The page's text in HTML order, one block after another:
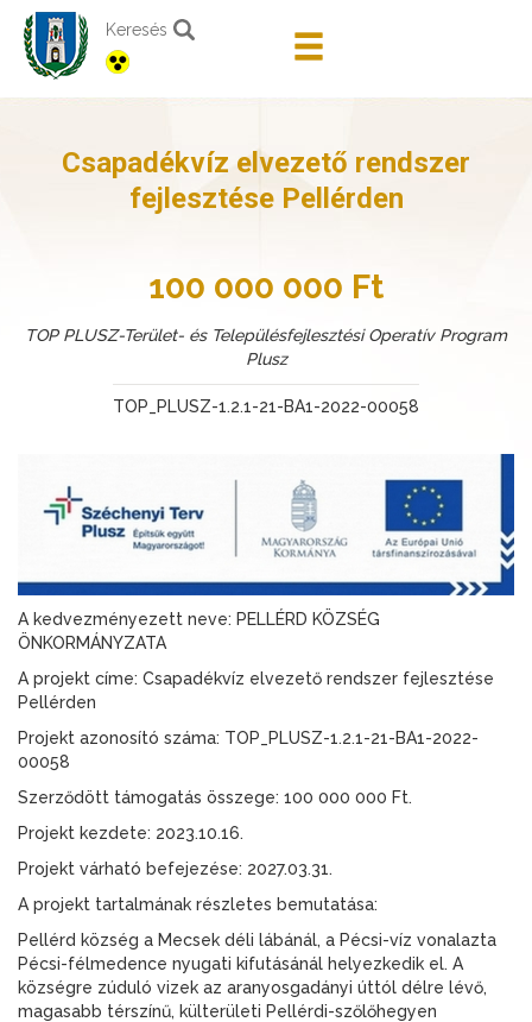
Keresés
Csapadékvíz elvezető rendszer
fejlesztése Pellérden
100 000 000 Ft
TOP PLUSZ-Terület- és Településfejlesztési Operatív Program
Plusz
TOP_PLUSZ-1.2.1-21-BA1-2022-00058
A kedvezményezett neve: PELLÉRD KÖZSÉG
ÖNKORMÁNYZATA
A projekt címe: Csapadékvíz elvezető rendszer fejlesztése
Pellérden
Projekt azonosító száma: TOP_PLUSZ-1.2.1-21-BA1-2022-
00058
Szerződött támogatás összege: 100 000 000 Ft.
Projekt kezdete: 2023.10.16.
Projekt várható befejezése: 2027.03.31.
A projekt tartalmának részletes bemutatása:
Pellérd község a Mecsek déli lábánál, a Pécsi-víz vonalazta
Pécsi-félmedence nyugati kifutásánál helyezkedik el. A
községre zúduló vizek az aranyosgadányi úttól délre lévő,
magasabb térszínű, külterületi Pellérdi-szőlőhegyen